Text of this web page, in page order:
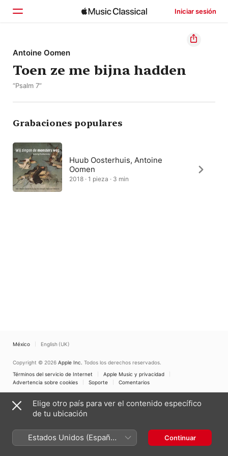
Iniciar sesión
Inicio
Explorar
Antoine Oomen
Toen ze me bijna hadden
“Psalm 7”
Grabaciones populares
Huub Oosterhuis, Antoine
Oomen
2018 · 1 pieza · 3 min
México English (UK)
Copyright © 2026 Apple Inc. Todos los derechos reservados.
Términos del servicio de Internet
Apple Music y privacidad
Advertencia sobre cookies
Soporte Comentarios
Elige otro país para ver el contenido específico
de tu ubicación
Estados Unidos (Español
México)
Continuar